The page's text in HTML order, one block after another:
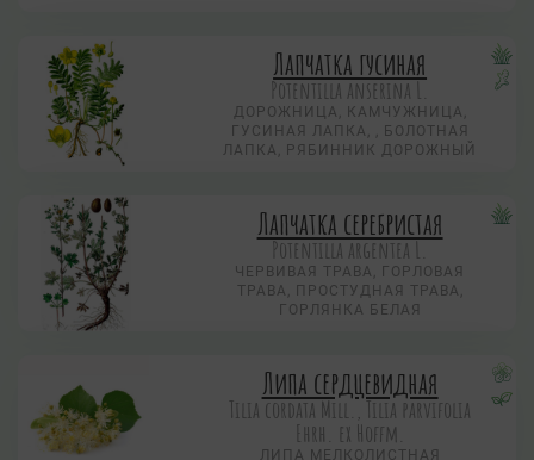
Лапчатка гусиная
Potentilla anserina L.
ДОРОЖНИЦА, КАМЧУЖНИЦА,
ГУСИНАЯ ЛАПКА, , БОЛОТНАЯ
ЛАПКА, РЯБИННИК ДОРОЖНЫЙ
Лапчатка серебристая
Potentilla argentea L.
ЧЕРВИВАЯ ТРАВА, ГОРЛОВАЯ
ТРАВА, ПРОСТУДНАЯ ТРАВА,
ГОРЛЯНКА БЕЛАЯ
Липа сердцевидная
Tilia cordata Mill., Tilia parvifolia
Ehrh. ex Hoffm.
ЛИПА МЕЛКОЛИСТНАЯ